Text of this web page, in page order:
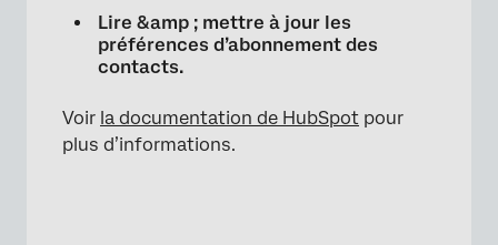
Lire &amp ; mettre à jour les
préférences d’abonnement des
contacts.
Voir la documentation de HubSpot pour
plus d’informations.